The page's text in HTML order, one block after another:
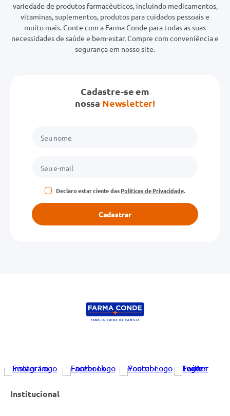
variedade de produtos farmacêuticos, incluindo medicamentos,
vitaminas, suplementos, produtos para cuidados pessoais e
muito mais. Conte com a Farma Conde para todas as suas
necessidades de saúde e bem-estar. Compre com conveniência e
segurança em nosso site.
Cadastre-se em
nossa Newsletter!
Declaro estar ciente dasPolíticas de Privacidade.
Cadastrar
Institucional